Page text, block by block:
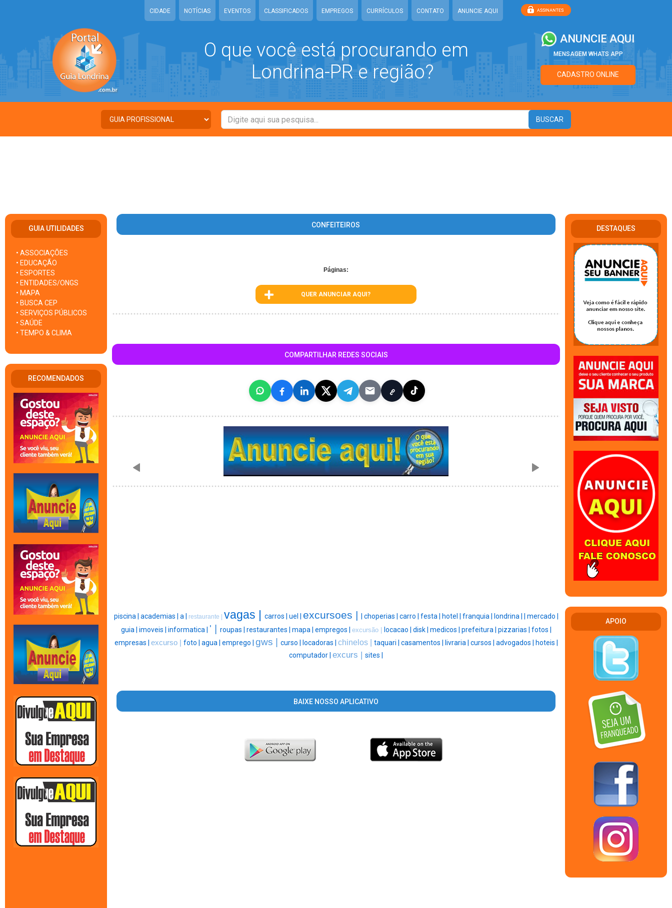
CIDADE NOTÍCIAS EVENTOS CLASSIFICADOS EMPREGOS CURRÍCULOS CONTATO ANUNCIE AQUI
O que você está procurando em
Londrina-PR e região?
ANUNCIE AQUI
MENSAGEM WHATS APP
CADASTRO ONLINE
GUIA UTILIDADES
• ASSOCIAÇÕES
• EDUCAÇÃO
• ESPORTES
• ENTIDADES/ONGS
• MAPA
• BUSCA CEP
• SERVIÇOS PÚBLICOS
• SAÚDE
• TEMPO & CLIMA
RECOMENDADOS
CONFEITEIROS
Páginas:
QUER ANUNCIAR AQUI?
COMPARTILHAR REDES SOCIAIS
piscina | academias | a | restaurante | vagas | carros | uel | excursoes | choperias | carro | festa | hotel | franquia | londrina |
mercado |
guia | imoveis | informatica | ' | roupas | restaurantes | mapa | empregos | excursão | locacao | disk | medicos | prefeitura | pizzarias | fotos |
empresas | excurso | foto | agua | emprego | gws | curso | locadoras | chinelos | taquari | casamentos | livraria | cursos | advogados |
hoteis |
computador | excurs | sites |
BAIXE NOSSO APLICATIVO
DESTAQUES
APOIO